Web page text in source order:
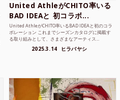
United AthleがCHITO率いる
BAD IDEAと 初コラボ...
United AthleがCHITO率いるBAD IDEAと初のコラ
ボレーション これまでシーズンカタログに掲載す
る取り組みとして、さまざまなアーティス...
2025.3.14 ヒラバヤシ